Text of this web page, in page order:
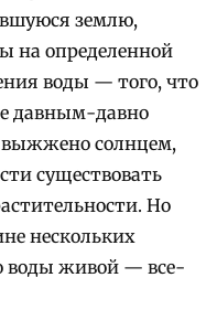
землю,
на определенной
воды — того, что
давным-давно
выжжено солнцем,
существовать
Но
нескольких
воды живой — все-